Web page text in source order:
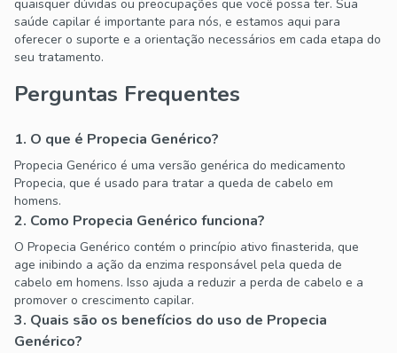
quaisquer dúvidas ou preocupações que você possa ter. Sua
saúde capilar é importante para nós, e estamos aqui para
oferecer o suporte e a orientação necessários em cada etapa do
seu tratamento.
Perguntas Frequentes
1. O que é Propecia Genérico?
Propecia Genérico é uma versão genérica do medicamento
Propecia, que é usado para tratar a queda de cabelo em
homens.
2. Como Propecia Genérico funciona?
O Propecia Genérico contém o princípio ativo finasterida, que
age inibindo a ação da enzima responsável pela queda de
cabelo em homens. Isso ajuda a reduzir a perda de cabelo e a
promover o crescimento capilar.
3. Quais são os benefícios do uso de Propecia
Genérico?